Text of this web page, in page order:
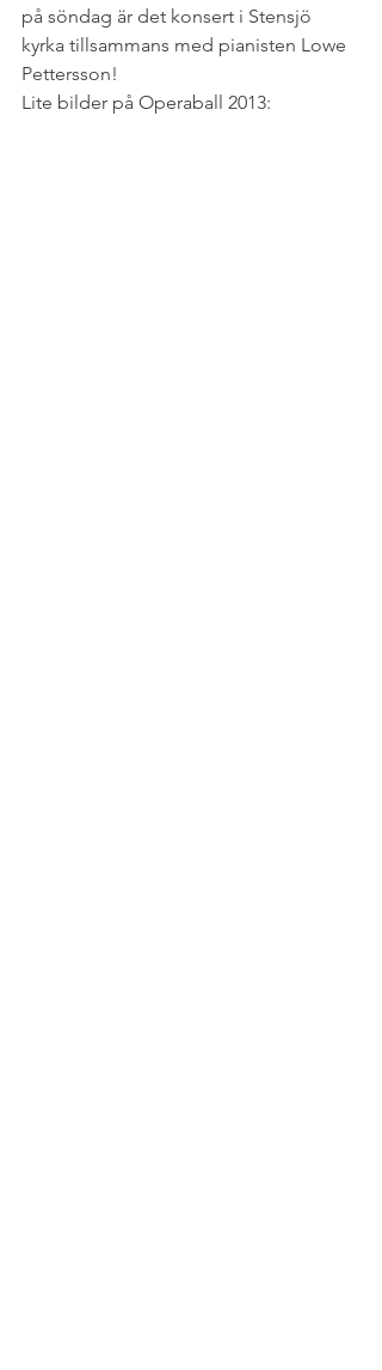
på söndag är det konsert i Stensjö
kyrka tillsammans med pianisten Lowe
Pettersson!
Lite bilder på Operaball 2013: